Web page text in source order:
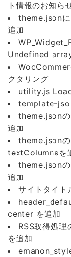
ト情報のお知ら
theme.json
追加
Undefined
クタリング
utility.js
template-
theme.json
追加
theme.json
textColumnsを
theme.json
追加
サイトタイト
center を追加
RSS取得処
を追加